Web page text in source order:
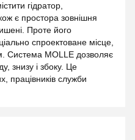
гідратор,
є простора зовнішня
Проте його
спроектоване місце,
Система MOLLE дозволяє
знизу і збоку. Це
працівників служби